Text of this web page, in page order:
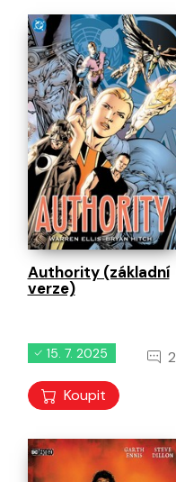
Authority (základní
verze)
15. 7. 2025 2
Koupit